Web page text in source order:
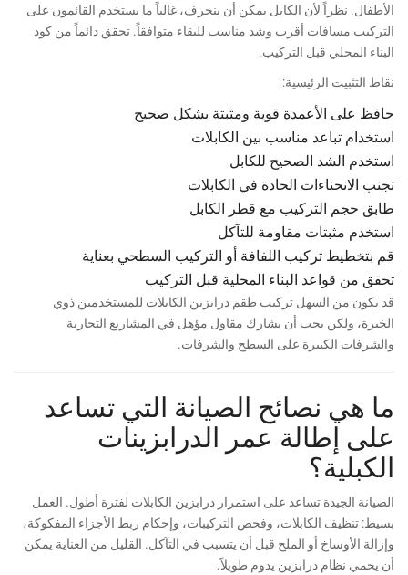
الأطفال. نظراً لأن الكابل يمكن أن ينحرف، غالباً ما يستخدم القائمون على
التركيب مسافات أقرب وشد مناسب للبقاء متوافقاً. تحقق دائماً من كود
البناء المحلي قبل التركيب.
نقاط التثبيت الرئيسية:
حافظ على الأعمدة قوية ومثبتة بشكل صحيح
استخدام تباعد مناسب بين الكابلات
استخدم الشد الصحيح للكابل
تجنب الانحناءات الحادة في الكابلات
طابق حجم التركيب مع قطر الكابل
استخدم مثبتات مقاومة للتآكل
قم بتخطيط تركيب اللفافة أو التركيب السطحي بعناية
تحقق من قواعد البناء المحلية قبل التركيب
قد يكون من السهل تركيب طقم درابزين الكابلات للمستخدمين ذوي
الخبرة، ولكن يجب أن يشارك مقاول مؤهل في المشاريع التجارية
والشرفات الكبيرة على السطح والشرفات.
ما هي نصائح الصيانة التي تساعد
على إطالة عمر الدرابزينات
الكبلية؟
الصيانة الجيدة تساعد على استمرار درابزين الكابلات لفترة أطول. العمل
بسيط: تنظيف الكابلات، وفحص التركيبات، وإحكام ربط الأجزاء المفكوكة،
وإزالة الأوساخ أو الملح قبل أن يتسبب في التآكل. القليل من العناية يمكن
أن يحمي نظام درابزين يدوم طويلاً.